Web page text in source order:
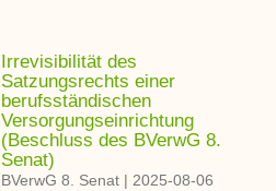
Irrevisibilität des
Satzungsrechts einer
berufsständischen
Versorgungseinrichtung
(Beschluss des BVerwG 8.
Senat)
BVerwG 8. Senat | 2025-08-06